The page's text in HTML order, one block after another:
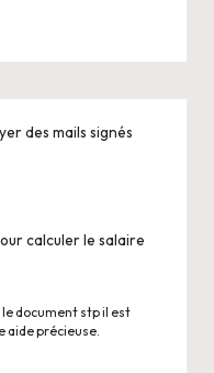
des mails signés
calculer le salaire
document stp il est
aide précieuse.